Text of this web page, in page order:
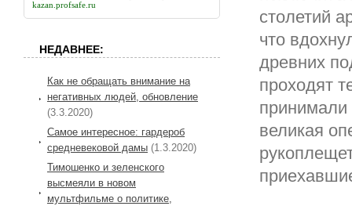
столетий
что
древних
проходят
принимали
великая
kazan.profsafe.ru
НЕДАВНЕЕ:
Как не обращать внимание на
негативных людей, обновление
(3.3.2020)
Самое интересное: гардероб
средневековой дамы (1.3.2020)
Тимошенко и зеленского
высмеяли в новом
мультфильме о политике,